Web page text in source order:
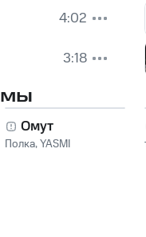
4:02
3:18
Омут
Полка,YASMI